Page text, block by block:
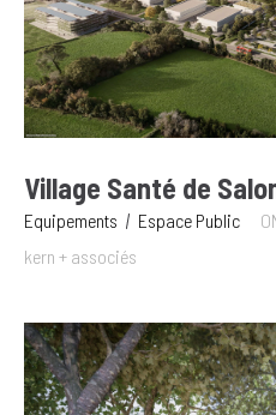
Village Santé de
Equipements Espace Public
kern + associés